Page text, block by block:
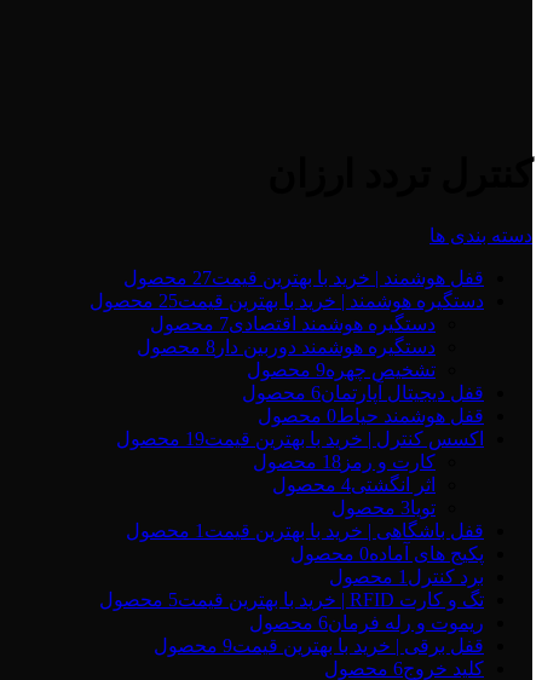
دسته بندی ها
قفل هوشمند | خرید با بهترین قیمت27 محصول
دستگیره هوشمند | خرید با بهترین قیمت25 محصول
دستگیره هوشمند اقتصادی7 محصول
دستگیره هوشمند دوربین دار 8 محصول
تشخیص چهره9 محصول
قفل دیجیتال آپارتمان6 محصول
قفل هوشمند حیاط0 محصول
اکسس کنترل | خرید با بهترین قیمت19 محصول
کارت و رمز 18 محصول
اثر انگشتی4 محصول
تویا3 محصول
قفل باشگاهی | خرید با بهترین قیمت 1 محصول
پکیج های آماده0 محصول
برد کنترل 1 محصول
تگ و کارت RFID | خرید با بهترین قیمت
5 محصول
ریموت و رله فرمان6 محصول
قفل برقی | خرید با بهترین قیمت9 محصول
کلید خروج6 محصول